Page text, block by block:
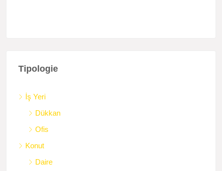
Tipologie
İş Yeri
Dükkan
Ofis
Konut
Daire